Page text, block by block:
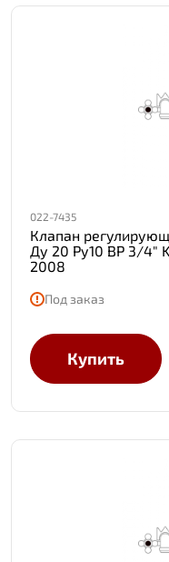
022-7435
Клапан
Ду 20 Ру10 ВР 3/4"
2008
Под заказ
Купить